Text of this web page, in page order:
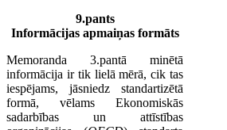
9.pants
Informācijas apmaiņas formāts
Memoranda 3.pantā minētā
informācija ir tik lielā mērā, cik tas
iespējams, jāsniedz standartizētā
formā, vēlams Ekonomiskās
sadarbības un attīstības